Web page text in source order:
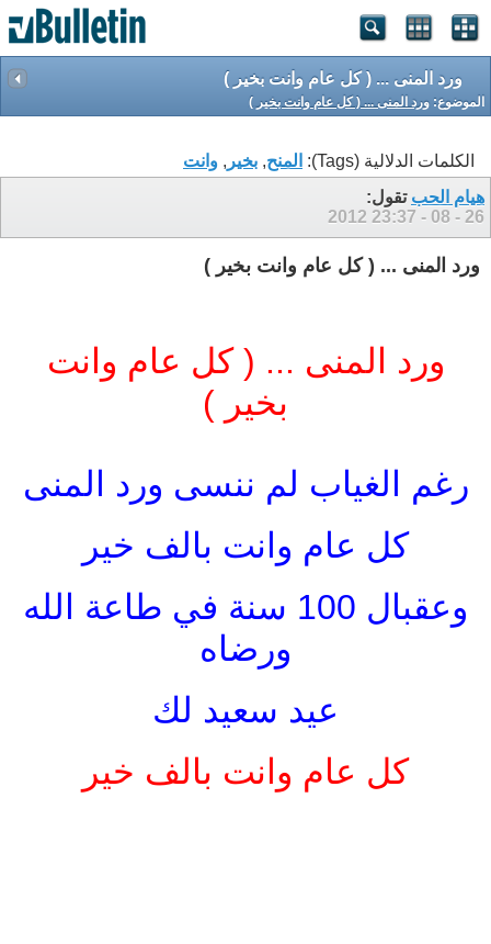
ورد المنى ... ( كل عام وانت بخير )
الموضوع: ورد المنى ... ( كل عام وانت بخير )
الكلمات الدلالية (Tags): المنح, بخير , وانت
هيام الحب تقول:
26 - 08 - 2012
23:37
ورد المنى ... ( كل عام وانت بخير )
ورد المنى ... ( كل عام وانت
بخير )
رغم الغياب لم ننسى ورد المنى
كل عام وانت بالف خير
وعقبال 100 سنة في طاعة الله
ورضاه
عيد سعيد لك
كل عام وانت بالف خير